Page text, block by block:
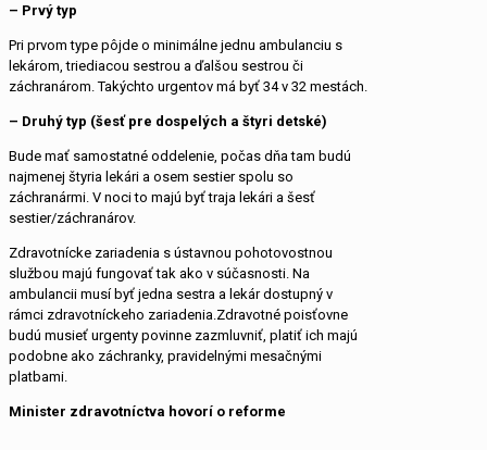
– Prvý typ
Pri prvom type pôjde o minimálne jednu ambulanciu s
lekárom, triediacou sestrou a ďalšou sestrou či
záchranárom. Takýchto urgentov má byť 34 v 32 mestách.
– Druhý typ (šesť pre dospelých a štyri detské)
Bude mať samostatné oddelenie, počas dňa tam budú
najmenej štyria lekári a osem sestier spolu so
záchranármi. V noci to majú byť traja lekári a šesť
sestier/záchranárov.
Zdravotnícke zariadenia s ústavnou pohotovostnou
službou majú fungovať tak ako v súčasnosti. Na
ambulancii musí byť jedna sestra a lekár dostupný v
rámci zdravotníckeho zariadenia.Zdravotné poisťovne
budú musieť urgenty povinne zazmluvniť, platiť ich majú
podobne ako záchranky, pravidelnými mesačnými
platbami.
Minister zdravotníctva hovorí o reforme